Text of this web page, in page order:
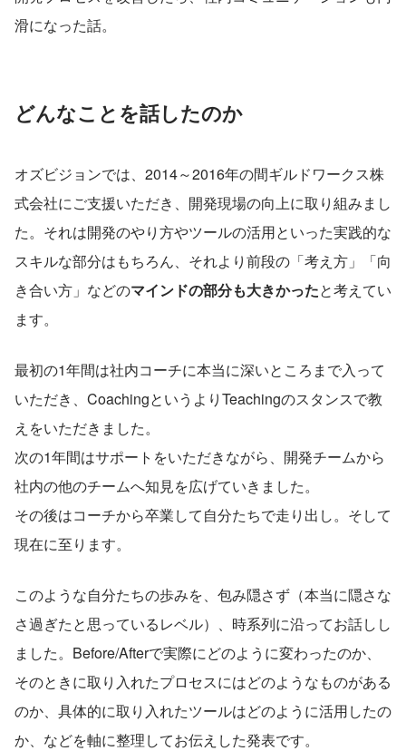
滑になった話。
どんなことを話したのか
オズビジョンでは、2014～2016年の間ギルドワークス株
式会社にご支援いただき、開発現場の向上に取り組みまし
た。それは開発のやり方やツールの活用といった実践的な
スキルな部分はもちろん、それより前段の「考え方」「向
き合い方」などのマインドの部分も大きかったと考えてい
ます。
最初の1年間は社内コーチに本当に深いところまで入って
いただき、CoachingというよりTeachingのスタンスで教
えをいただきました。
次の1年間はサポートをいただきながら、開発チームから
社内の他のチームへ知見を広げていきました。
その後はコーチから卒業して自分たちで走り出し。そして
現在に至ります。
このような自分たちの歩みを、包み隠さず（本当に隠さな
さ過ぎたと思っているレベル）、時系列に沿ってお話しし
ました。Before/Afterで実際にどのように変わったのか、
そのときに取り入れたプロセスにはどのようなものがある
のか、具体的に取り入れたツールはどのように活用したの
か、などを軸に整理してお伝えした発表です。